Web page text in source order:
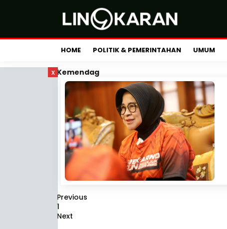
HOME POLITIK & PEMERINTAHAN UMUM
x Kemendag
Previous
1
Next